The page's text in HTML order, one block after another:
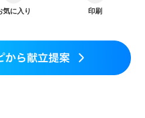
ステージ２）
察中の方など
増加が気になる（初期）
期）
気に入り 印刷